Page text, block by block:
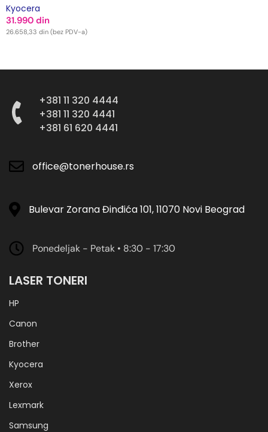
Kyocera
31.990 din
26.658,33 din (bez PDV-a)
+381 11 320 4444
+381 11 320 4441
+381 61 620 4441
office@tonerhouse.rs
Bulevar Zorana Đinđića 101, 11070 Novi Beograd
Ponedeljak - Petak • 8:30 - 17:30
LASER TONERI
HP
Canon
Brother
Kyocera
Xerox
Lexmark
Samsung